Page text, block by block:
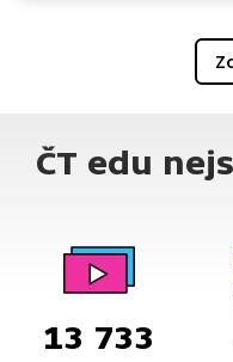
ČT edu
13 733